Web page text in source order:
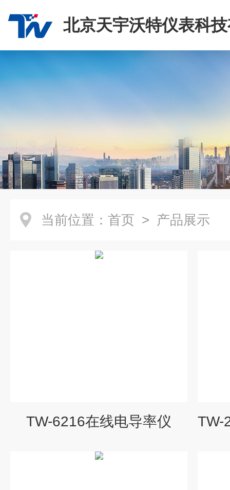
北京天宇沃特仪表科
司
当前位置： 首页 > 产品展示
TW-6216在线电导率仪